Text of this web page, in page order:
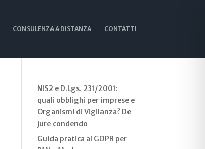
CONSULENZA A DISTANZA CONTATTI
NIS2 e D.Lgs. 231/2001:
quali obblighi per imprese e
Organismi di Vigilanza? De
jure condendo
Guida pratica al GDPR per